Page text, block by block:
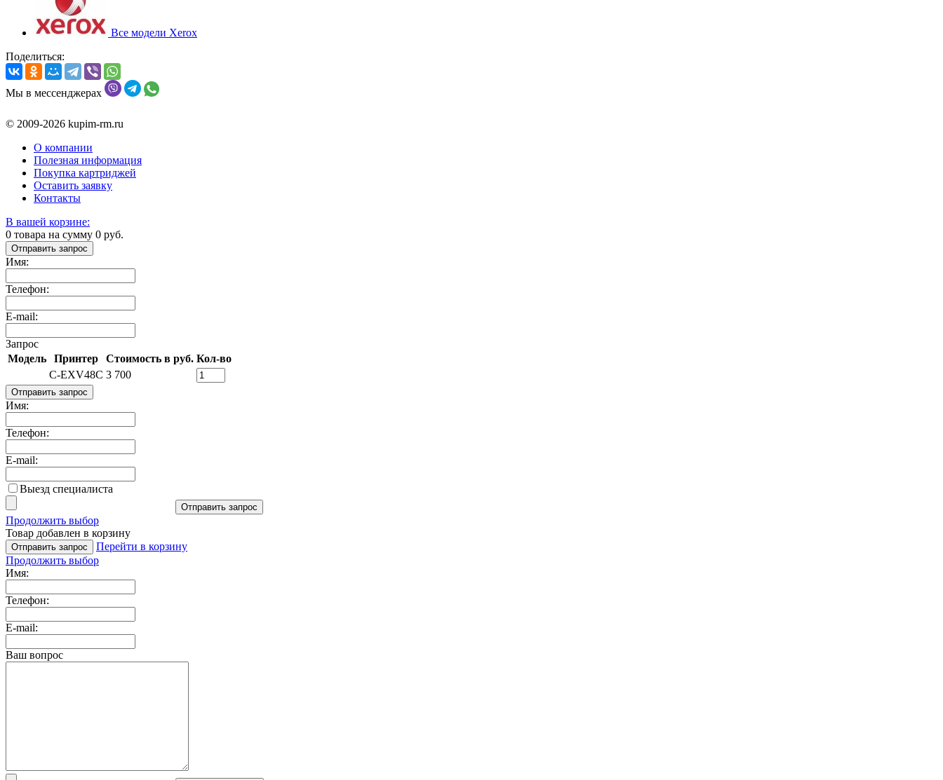
Все модели Xerox
Поделиться:
Мы в мессенджерах
© 2009-2026 kupim-rm.ru
О компании
Полезная информация
Покупка картриджей
Оставить заявку
Контакты
В вашей корзине:
0 товара на сумму 0 руб.
Отправить запрос
Имя:
Телефон:
E-mail:
Запрос
Модель
Принтер Стоимость в руб. Кол-во
C-EXV48C 3 700
Отправить запрос
Имя:
Телефон:
E-mail:
Выезд специалиста
Отправить запрос
Продолжить выбор
Товар добавлен в корзину
Отправить запрос
Перейти в корзину
Продолжить выбор
Имя:
Телефон:
E-mail:
Ваш вопрос